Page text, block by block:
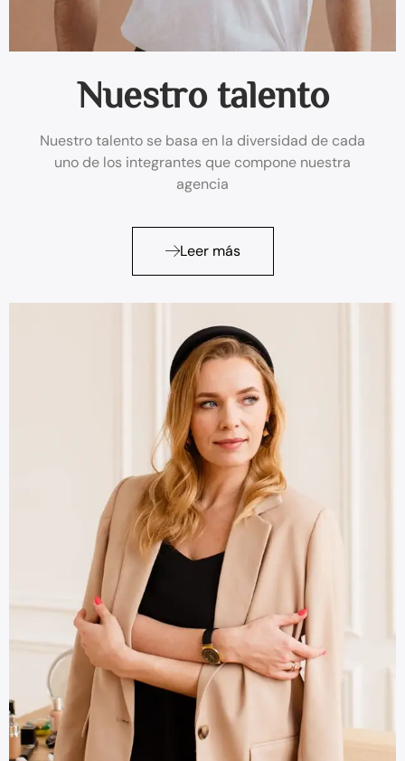
Ryan Kim
Nuestro talento
Nuestro talento se basa en la diversidad de cada
uno de los integrantes que compone nuestra
agencia
Leer más